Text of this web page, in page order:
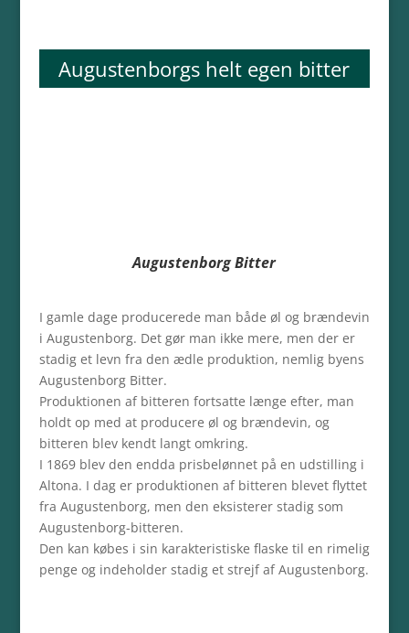
Augustenborgs helt egen bitter
Augustenborg Bitter
I gamle dage producerede man både øl og brændevin
i Augustenborg. Det gør man ikke mere, men der er
stadig et levn fra den ædle produktion, nemlig byens
Augustenborg Bitter.
Produktionen af bitteren fortsatte længe efter, man
holdt op med at producere øl og brændevin, og
bitteren blev kendt langt omkring.
I 1869 blev den endda prisbelønnet på en udstilling i
Altona. I dag er produktionen af bitteren blevet flyttet
fra Augustenborg, men den eksisterer stadig som
Augustenborg-bitteren.
Den kan købes i sin karakteristiske flaske til en rimelig
penge og indeholder stadig et strejf af Augustenborg.